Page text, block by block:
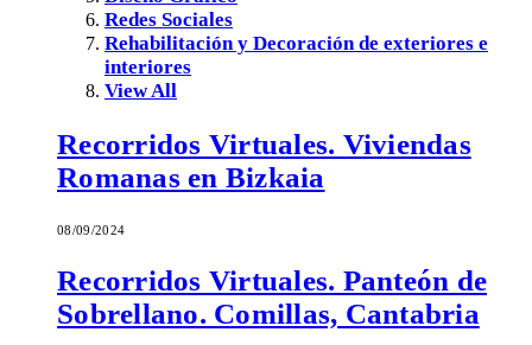
Redes Sociales
Rehabilitación y Decoración de exteriores e
interiores
View All
Recorridos Virtuales. Viviendas
Romanas en Bizkaia
08/09/2024
Recorridos Virtuales. Panteón de
Sobrellano. Comillas, Cantabria